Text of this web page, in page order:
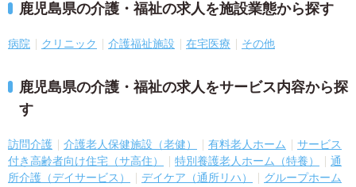
鹿児島県の介護・福祉の求人を施設業態から探す
病院 クリニック 介護福祉施設 在宅医療 その他
鹿児島県の介護・福祉の求人をサービス内容から探
す
訪問介護 介護老人保健施設（老健） 有料老人ホーム
サービス
付き高齢者向け住宅（サ高住）
特別養護老人ホーム（特養）
通
所介護（デイサービス）
デイケア（通所リハ）
グループホーム